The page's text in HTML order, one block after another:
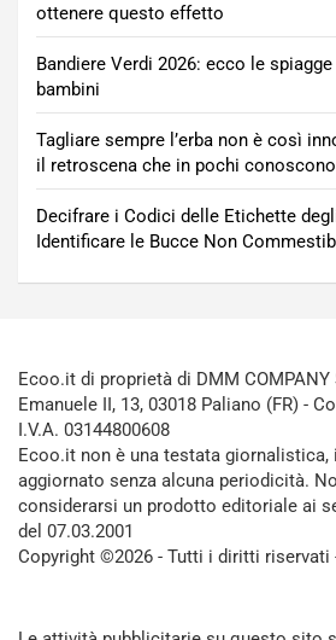
ottenere questo effetto
Bandiere Verdi 2026: ecco le
bambini
Tagliare sempre l’erba non è così
il retroscena che in pochi conoscono
Decifrare i Codici delle Etichette
Identificare le Bucce Non
Ecoo.it di proprietà di DMM
Emanuele II, 13, 03018 Paliano (FR) -
I.V.A. 03144800608
Ecoo.it non è una testata giornalistica,
aggiornato senza alcuna periodicità.
considerarsi un prodotto editoriale ai
del 07.03.2001
Copyright ©2026 - Tutti i diritti riservati